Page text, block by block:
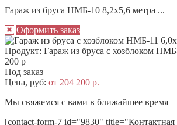
Гараж из бруса НМБ-10 8,2х5,6 метра ...
Оформить заказ
Продукт: Гараж из бруса с хозблоком
200 р
Под заказ
Цена, руб: от 204 200 р.
Мы свяжемся с вами в ближайшее время
[contact-form-7 id="9830"